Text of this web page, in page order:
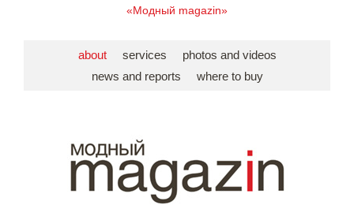
«Модный magazin»
about services
photos and videos
news and reports
where to buy